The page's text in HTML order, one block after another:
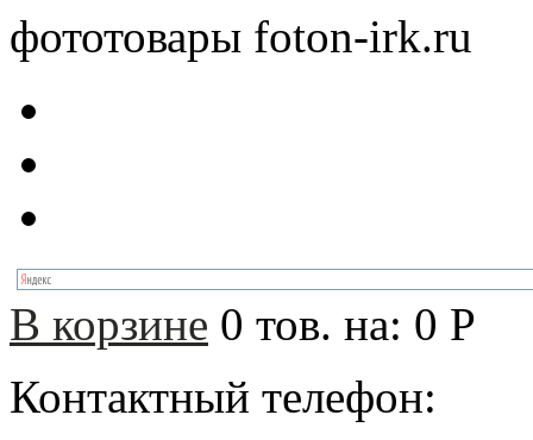
фототовары foton-irk.ru
В корзине 0 тов. на: 0 Р
Контактный телефон: